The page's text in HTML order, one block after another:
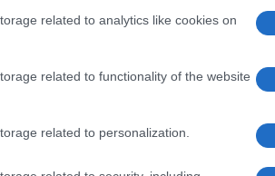
related to analytics like cookies on
related to functionality of the website
related to personalization.
definitiva include
contenuti speciali per un
documentari e scene
e sulla sua visione
rende omaggio